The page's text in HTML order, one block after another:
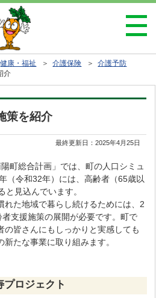
健康・福祉 ＞介護保険 ＞介護予防
介
策を紹介
最終更新日：2025年4月25日
町総合計画」では、町の人口シミュ
（令和32年）には、高齢者（65歳以
と見込んでいます。
た地域で暮らし続けるためには、2
支援施策の展開が必要です。町で
の皆さんにもしっかりと実感しても
たな事業に取り組みます。
プロジェクト